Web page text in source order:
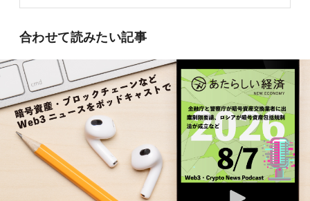
合わせて読みたい記事